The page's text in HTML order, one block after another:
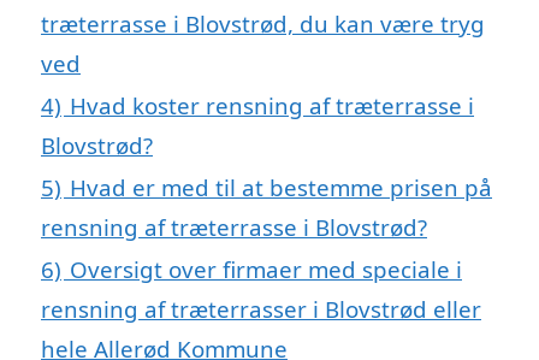
træterrasse i Blovstrød, du kan være tryg
ved
4) Hvad koster rensning af træterrasse i
Blovstrød?
5) Hvad er med til at bestemme prisen på
rensning af træterrasse i Blovstrød?
6) Oversigt over firmaer med speciale i
rensning af træterrasser i Blovstrød eller
hele Allerød Kommune